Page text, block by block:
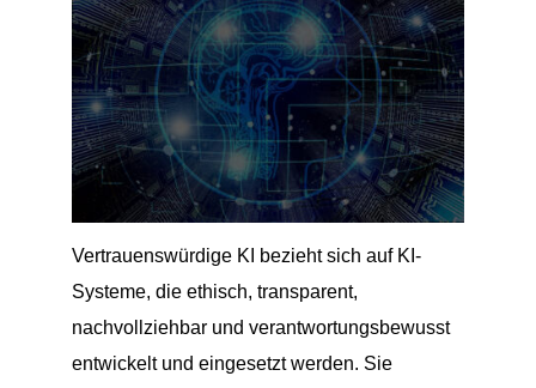
Vertrauenswürdige KI bezieht sich auf KI-
Systeme, die ethisch, transparent,
nachvollziehbar und verantwortungsbewusst
entwickelt und eingesetzt werden. Sie